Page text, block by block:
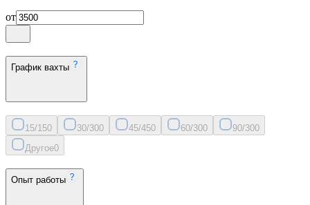
от
График вахты
15/150 30/300 45/450 60/300 90/300
Другое0
Опыт работы